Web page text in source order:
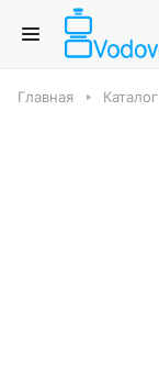
Главная Каталог